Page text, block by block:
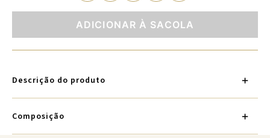
ADICIONAR À SACOLA
Descrição do produto
Composição